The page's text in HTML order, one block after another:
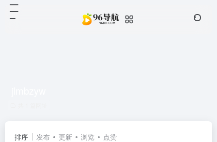
排序 发布 更新 浏览 点赞